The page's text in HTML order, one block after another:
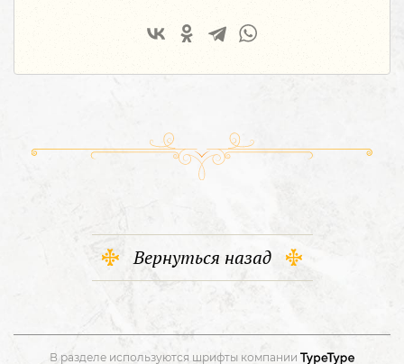
Вернуться назад
В разделе используются шрифты компании